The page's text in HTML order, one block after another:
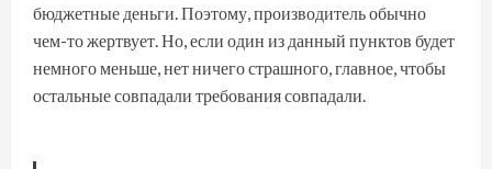
бюджетные деньги. Поэтому, производитель обычно
чем-то жертвует. Но, если один из данный пунктов будет
немного меньше, нет ничего страшного, главное, чтобы
остальные совпадали требования совпадали.